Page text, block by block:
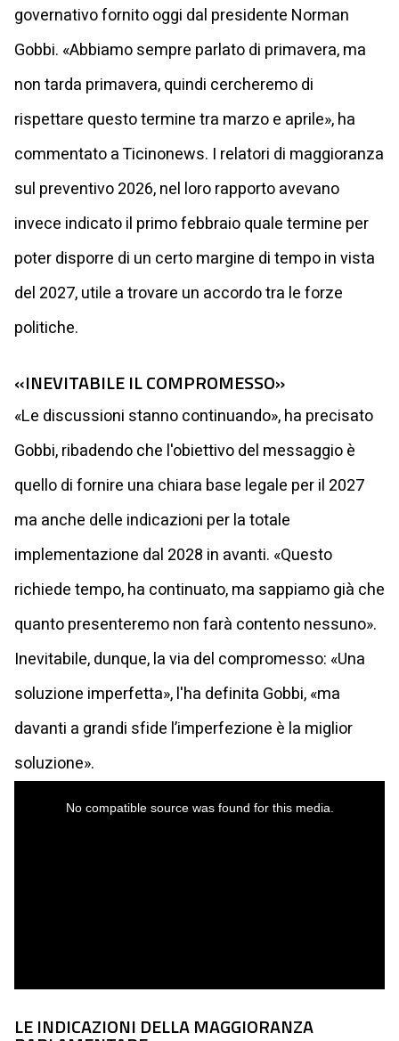
governativo fornito oggi dal presidente Norman
Gobbi. «Abbiamo sempre parlato di primavera, ma
non tarda primavera, quindi cercheremo di
rispettare questo termine tra marzo e aprile», ha
commentato a Ticinonews. I relatori di maggioranza
sul preventivo 2026, nel loro rapporto avevano
invece indicato il primo febbraio quale termine per
poter disporre di un certo margine di tempo in vista
del 2027, utile a trovare un accordo tra le forze
politiche.
«INEVITABILE IL COMPROMESSO»
«Le discussioni stanno continuando», ha precisato
Gobbi, ribadendo che l'obiettivo del messaggio è
quello di fornire una chiara base legale per il 2027
ma anche delle indicazioni per la totale
implementazione dal 2028 in avanti. «Questo
richiede tempo, ha continuato, ma sappiamo già che
quanto presenteremo non farà contento nessuno».
Inevitabile, dunque, la via del compromesso: «Una
soluzione imperfetta», l'ha definita Gobbi, «ma
davanti a grandi sfide l’imperfezione è la miglior
soluzione».
No compatible source was found for this media.
LE INDICAZIONI DELLA MAGGIORANZA